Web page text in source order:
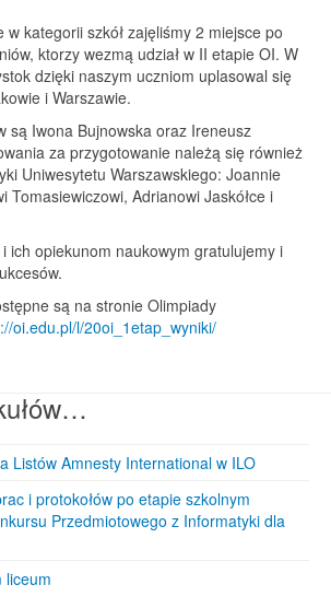
w kategorii szkół zajęliśmy 2 miejsce po
ktorzy wezmą udział w II etapie OI. W
dzięki naszym uczniom uplasowal się
i Warszawie.
są Iwona Bujnowska oraz Ireneusz
za przygotowanie należą się również
Uniwesytetu Warszawskiego: Joannie
Tomasiewiczowi, Adrianowi Jaskółce i
ich opiekunom naukowym gratulujemy i
są na stronie Olimpiady
oi.edu.pl/l/20oi_1etap_wyniki/
Listów Amnesty International w ILO
i protokołów po etapie szkolnym
Przedmiotowego z Informatyki dla
liceum